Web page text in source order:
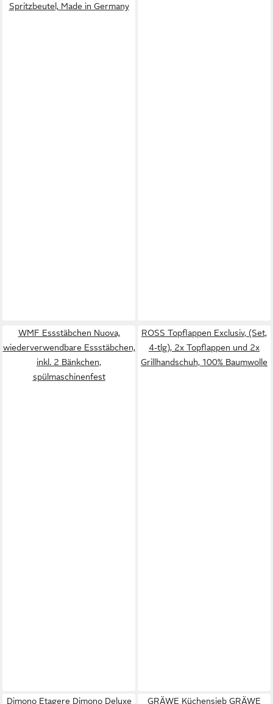
Spritzbeutel, Made in Germany
WMF Essstäbchen Nuova,
wiederverwendbare Essstäbchen,
inkl. 2 Bänkchen,
spülmaschinenfest
ROSS Topflappen Exclusiv, (Set,
4-tlg), 2x Topflappen und 2x
Grillhandschuh, 100% Baumwolle
Dimono Etagere Dimono Deluxe GRÄWE Küchensieb GRÄWE